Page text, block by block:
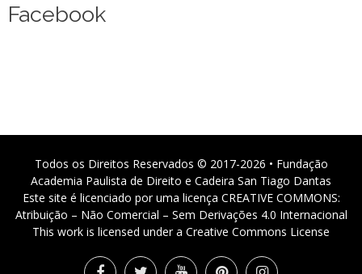
Facebook
Todos os Direitos Reservados © 2017-2026 • Fundação
Academia Paulista de Direito e Cadeira San Tiago Dantas
Este site é licenciado por uma licença CREATIVE COMMONS:
Atribuição – Não Comercial – Sem Derivações 4.0 Internacional
This work is licensed under a Creative Commons License